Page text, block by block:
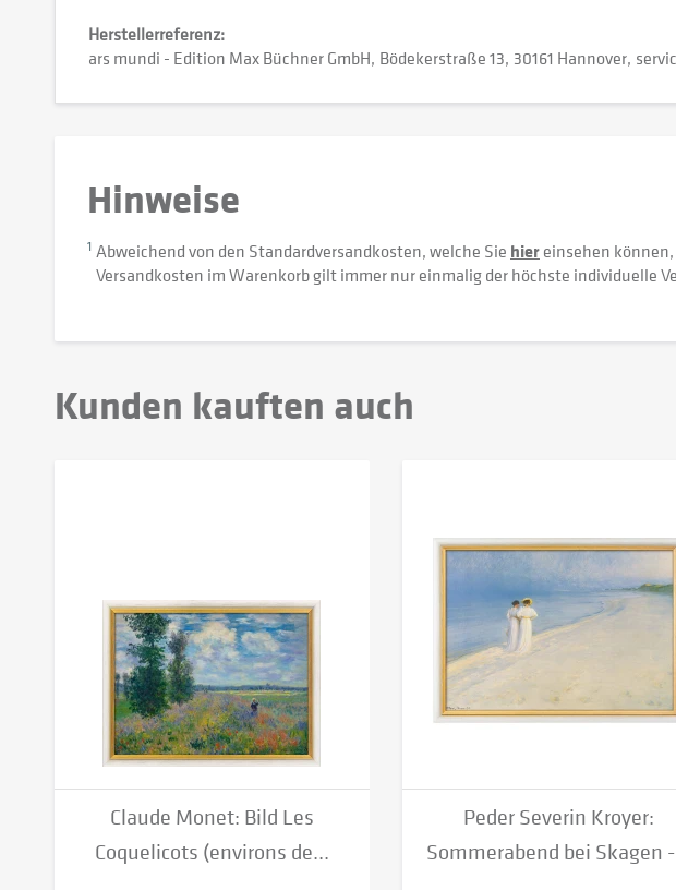
Herstellerreferenz:
ars mundi - Edition Max Büchner GmbH Bödekerstraße 13 30161 Hannover
Hinweise
1 Abweichend von den Standardversandkosten, welche Sie hiereinsehen
Versandkosten im Warenkorb gilt immer nur einmalig der höchste individuelle
Kunden kauften auch
Claude Monet: Bild Les
Coquelicots (environs de...
Peder Severin Kroyer:
Sommerabend bei Skagen